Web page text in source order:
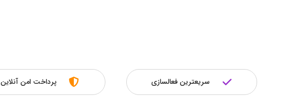
سریعترین فعالسازی پرداخت امن آنلاین